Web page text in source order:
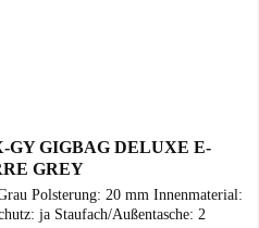
GY GIGBAG DELUXE E-
GREY
Polsterung: 20 mm Innenmaterial:
ja Staufach/Außentasche: 2